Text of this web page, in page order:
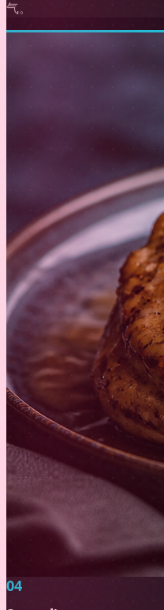
气。
04